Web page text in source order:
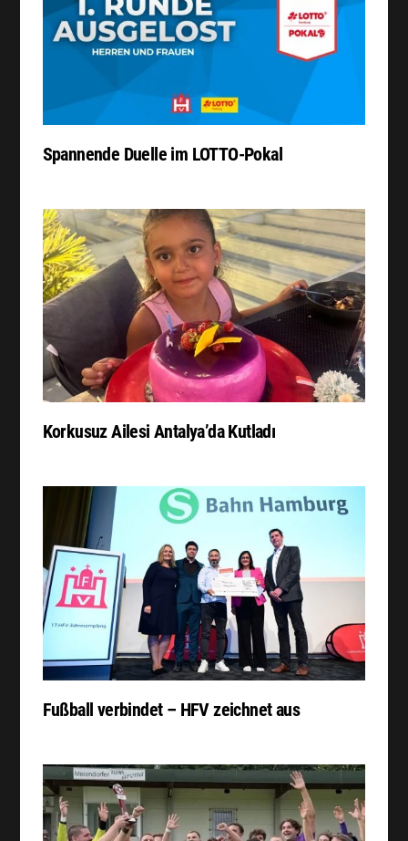
Spannende Duelle im LOTTO-Pokal
Korkusuz Ailesi Antalya’da Kutladı
Fußball verbindet – HFV zeichnet aus